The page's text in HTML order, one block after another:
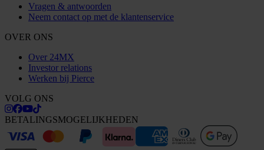
Vragen & antwoorden
Neem contact op met de klantenservice
OVER ONS
Over 24MX
Investor relations
Werken bij Pierce
VOLG ONS
BETALINGSMOGELIJKHEDEN